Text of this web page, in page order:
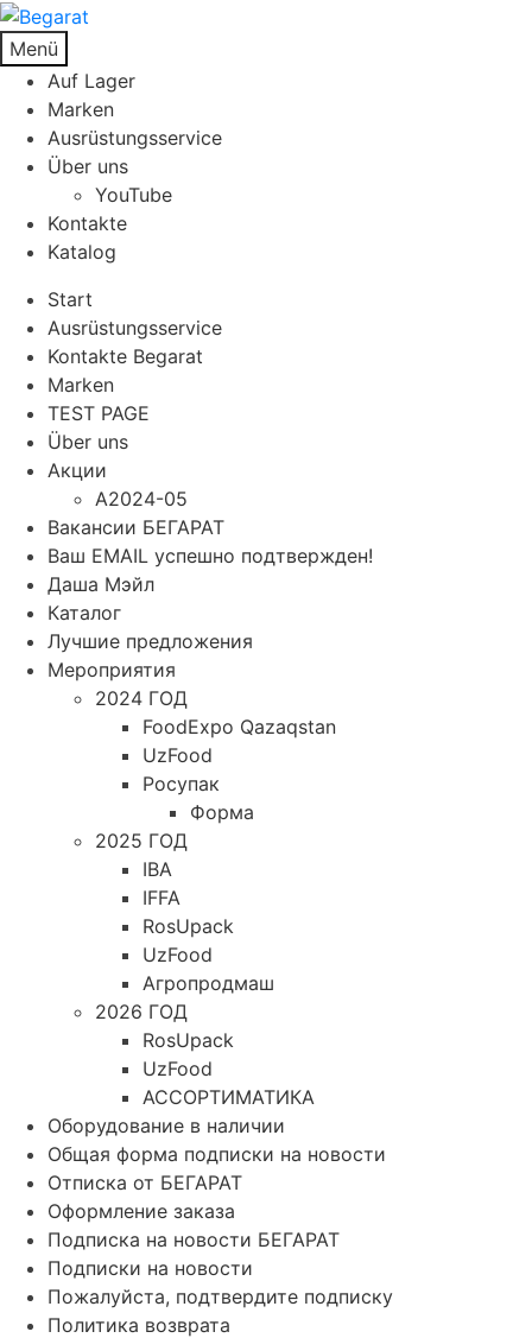
Menü
Auf Lager
Marken
Ausrüstungsservice
Über uns
YouTube
Kontakte
Katalog
Start
Ausrüstungsservice
Kontakte Begarat
Marken
TEST PAGE
Über uns
Акции
A2024-05
Вакансии БЕГАРАТ
Ваш EMAIL успешно подтвержден!
Даша Мэйл
Каталог
Лучшие предложения
Мероприятия
2024 ГОД
FoodExpo Qazaqstan
UzFood
Росупак
Форма
2025 ГОД
IBA
IFFA
RosUpack
UzFood
Агропродмаш
2026 ГОД
RosUpack
UzFood
АССОРТИМАТИКА
Оборудование в наличии
Общая форма подписки на новости
Отписка от БЕГАРАТ
Оформление заказа
Подписка на новости БЕГАРАТ
Подписки на новости
Пожалуйста, подтвердите подписку
Политика возврата